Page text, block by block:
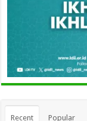
Recent Popular